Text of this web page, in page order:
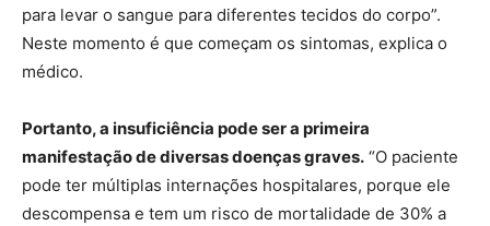
para levar o sangue para diferentes tecidos do corpo”.
Neste momento é que começam os sintomas, explica o
médico.
Portanto, a insuficiência pode ser a primeira
manifestação de diversas doenças graves. “O paciente
pode ter múltiplas internações hospitalares, porque ele
descompensa e tem um risco de mortalidade de 30% a